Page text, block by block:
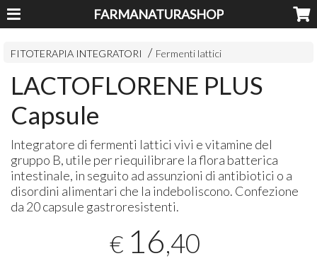
FARMANATURASHOP
FITOTERAPIA INTEGRATORI Fermenti lattici
LACTOFLORENE PLUS
Capsule
Integratore di fermenti lattici vivi e vitamine del
gruppo B, utile per riequilibrare la flora batterica
intestinale, in seguito ad assunzioni di antibiotici o a
disordini alimentari che la indeboliscono. Confezione
da 20 capsule gastroresistenti.
€ 16,40